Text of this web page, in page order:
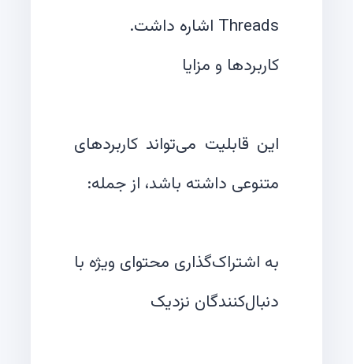
این قابلیت می‌تواند کاربردهای
به اشتراک‌گذاری محتوای ویژه با